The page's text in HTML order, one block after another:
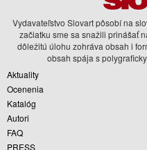
Vydavateľstvo Slovart pôsobí na
začiatku sme sa snažili prinášať
dôležitú úlohu zohráva obsah i
obsah spája s
Aktuality
Ocenenia
Katalóg
Autori
FAQ
PRESS